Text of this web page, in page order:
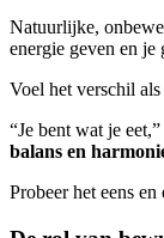
Natuurlijke,
energie geven en je
Voel het verschil
“Je bent wat je
balans en
Probeer het eens